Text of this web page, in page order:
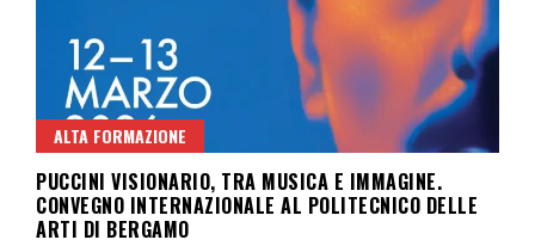
ALTA FORMAZIONE
PUCCINI VISIONARIO, TRA MUSICA E IMMAGINE.
CONVEGNO INTERNAZIONALE AL POLITECNICO DELLE
ARTI DI BERGAMO